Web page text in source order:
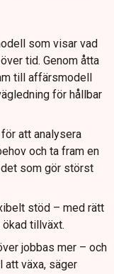
som visar vad
tid. Genom åtta
till affärsmodell
för hållbar
att analysera
och ta fram en
som gör störst
stöd – med rätt
tillväxt.
jobbas mer – och
växa, säger